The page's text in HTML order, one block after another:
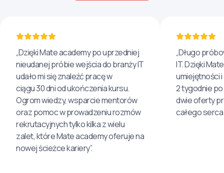
„Dzięki Mate academy po uprzedniej
nieudanej próbie wejścia do branży IT
udało mi się znaleźć pracę w
ciągu 30 dni od ukończenia kursu.
Ogrom wiedzy, wsparcie mentorów
oraz pomoc w prowadzeniu rozmów
rekrutacyjnych tylko kilka z wielu
zalet, które Mate academy oferuje na
nowej ścieżce kariery”.
„Długo
IT. Dzięki
umiejętności
2 tygodnie
dwie oferty
całego serca